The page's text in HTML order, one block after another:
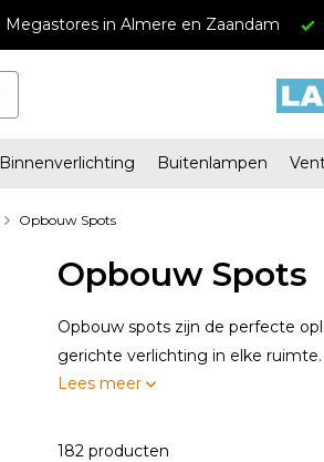
Megastores in Almere en Zaandam
Binnenverlichting Buitenlampen
Opbouw Spots
Opbouw Spots
Opbouw spots zijn de perfecte
gerichte verlichting in elke ruimte.
Lees meer
182 producten